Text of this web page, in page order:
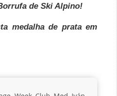
de Ski Alpino!
medalha de prata em